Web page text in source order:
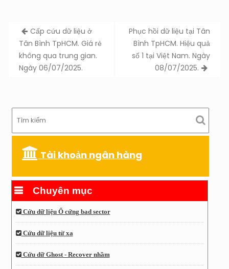
Post
navigation
Cấp cứu dữ liệu ở
Tân Bình TpHCM. Giá rẻ
không qua trung gian.
Ngày 06/07/2025.
Phục hồi dữ liệu tại Tân
Bình TpHCM. Hiệu quả
số 1 tại Việt Nam. Ngày
08/07/2025.
Tài khoản ngân hàng
Chuyên mục
Cứu dữ liệu Ổ cứng bad sector
Cứu dữ liệu từ xa
Cứu dữ Ghost - Recover nhầm